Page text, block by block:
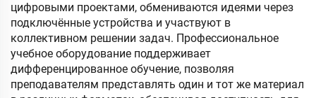
цифровыми проектами, обмениваются идеями через
подключённые устройства и участвуют в
коллективном решении задач. Профессиональное
учебное оборудование поддерживает
дифференцированное обучение, позволяя
преподавателям представлять один и тот же материал